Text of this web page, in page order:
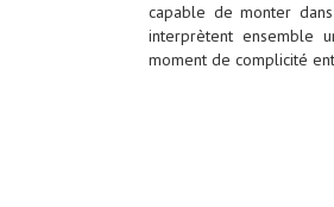
capable de monter
interprètent ensemble
moment de complicité